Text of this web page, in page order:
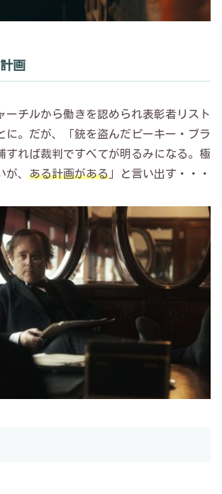
画
ーチルから働きを認められ表彰者リスト
に。だが、「銃を盗んだピーキー・ブラ
すれば裁判ですべてが明るみになる。極
、 ある計画がある 」と言い出す・・・